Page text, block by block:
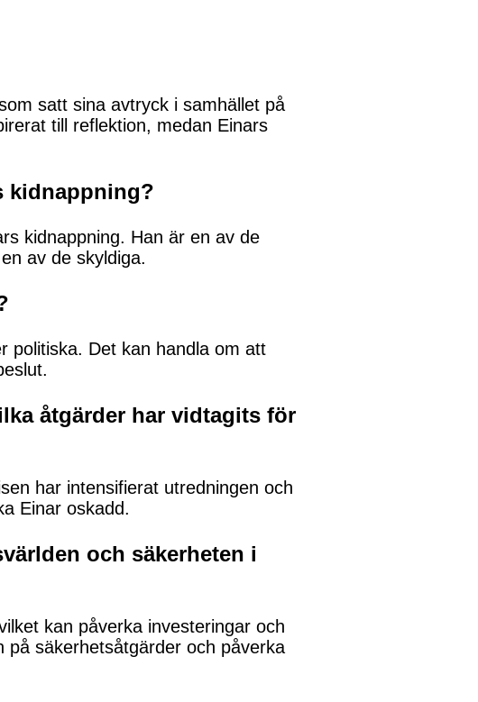
satt sina avtryck i samhället på
till reflektion, medan Einars
kidnappning?
kidnappning. Han är en av de
av de skyldiga.
politiska. Det kan handla om att
åtgärder har vidtagits för
har intensifierat utredningen och
Einar oskadd.
och säkerheten i
kan påverka investeringar och
säkerhetsåtgärder och påverka